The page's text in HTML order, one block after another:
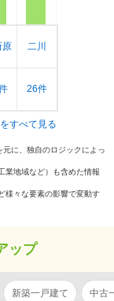
原 二川
26件
すべて見る
に、独自のロジックによっ
業地域など）も含めた情報
様々な要素の影響で変動す
ップ
新築一戸建て 中古